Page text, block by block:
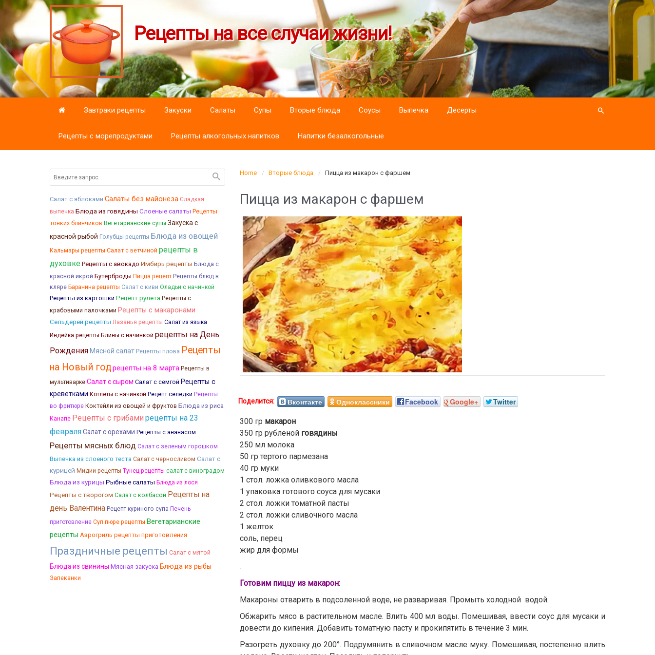
Рецепты на все случаи жизни!
Завтраки рецепты Закуски Салаты Супы Вторые блюда Соусы Выпечка Десерты
Рецепты с морепродуктами Рецепты алкогольных напитков Напитки безалкогольные
Home Вторые блюда Пицца из макарон с фаршем
Пицца из макарон с фаршем
Вконтакте Одноклассники Facebook Google+ Twitter
300 гр макарон
350 гр рубленой говядины
250 мл молока
50 гр тертого пармезана
40 гр муки
1 стол. ложка оливкового масла
1 упаковка готового соуса для мусаки
2 стол. ложки томатной пасты
2 стол. ложки сливочного масла
1 желток
соль, перец
жир для формы
.
Готовим пиццу из макарон:
Макароны отварить в подсоленной воде, не разваривая. Промыть холодной водой.
Обжарить мясо в растительном масле. Влить 400 мл воды. Помешивая, ввести соус для мусаки и
довести до кипения. Добавить томатную пасту и прокипятить в течение 3 мин.
Разогреть духовку до 200°. Подрумянить в сливочном масле муку. Помешивая, постепенно влить
Салат с яблоками Салаты без майонеза Сладкая
выпечка Блюда из говядины Слоеные салаты Рецепты
тонких блинчиков Вегетарианские супы Закуска с
красной рыбой Голубцы рецепты Блюда из овощей
Кальмары рецепты Салат с ветчиной рецепты в
духовке Рецепты с авокадо Имбирь рецепты Блюда с
красной икрой Бутерброды Пицца рецепт Рецепты блюд в
кляре Баранина рецепты Салат с киви Оладьи с начинкой
Рецепты из картошки Рецепт рулета Рецепты с
крабовыми палочками Рецепты с макаронами
Сельдерей рецепты Лазанья рецепты Салат из языка
Индейка рецепты Блины с начинкой рецепты на День
Рождения Мясной салат Рецепты плова Рецепты
на Новый годрецепты на 8 марта Рецепты в
мультиварке Салат с сыром Салат с семгой Рецепты с
креветками Котлеты с начинкой Рецепт селедки Рецепты
во фритюре Коктейли из овощей и фруктов Блюда из риса
Канапе Рецепты с грибами рецепты на 23
февраляСалат с орехами Рецепты с ананасом
Рецепты мясных блюд Салат с зеленым горошком
Выпечка из слоеного теста Салат с черносливом Салат с
курицей Мидии рецепты Тунец рецепты салат с виноградом
Блюда из курицы Рыбные салаты Блюда из лося
Рецепты с творогом Салат с колбасой Рецепты на
день Валентина Рецепт куриного супа Печень
приготовление Суп пюре рецепты Вегетарианские
рецепты Аэрогриль рецепты приготовления
Праздничные рецепты Салат с мятой
Блюда из свинины Мясная закуска Блюда из рыбы
Запеканки